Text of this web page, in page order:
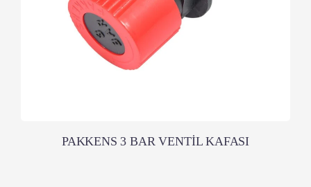
PAKKENS 3 BAR VENTİL KAFASI